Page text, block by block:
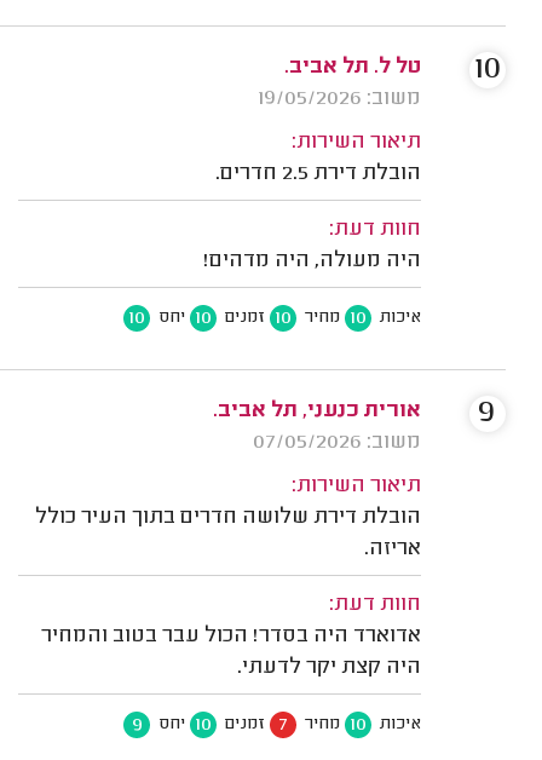
טל ל. תל אביב.
משוב: 19/05/2026
תיאור השירות:
הובלת דירת 2.5 חדרים.
חוות דעת:
היה מעולה, היה מדהים!
איכות 10 מחיר 10 זמנים 10 יחס 10
10
אורית כנעני, תל אביב.
משוב: 07/05/2026
תיאור השירות:
הובלת דירת שלושה חדרים בתוך העיר כולל
אריזה.
חוות דעת:
אדוארד היה בסדר! הכול עבר בטוב והמחיר
היה קצת יקר לדעתי.
איכות 10 מחיר 7 זמנים 10 יחס 9
9